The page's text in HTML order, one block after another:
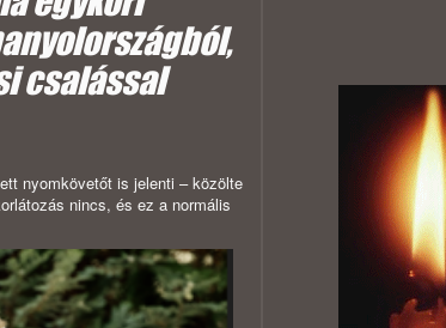
csalással
nyomkövetőt is jelenti – közölte
nincs, és ez a normális